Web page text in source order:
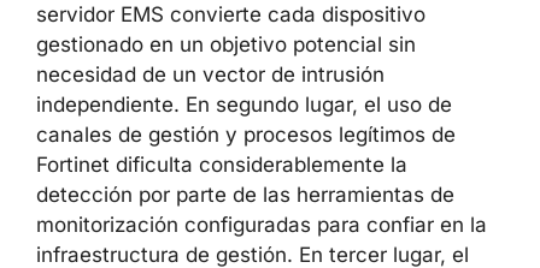
por varios motivos. En primer lugar, FortiClient
EMS se utiliza ampliamente en entornos
corporativos para la gestión centralizada de la
seguridad de endpoints. La compromisión del
servidor EMS convierte cada dispositivo
gestionado en un objetivo potencial sin
necesidad de un vector de intrusión
independiente. En segundo lugar, el uso de
canales de gestión y procesos legítimos de